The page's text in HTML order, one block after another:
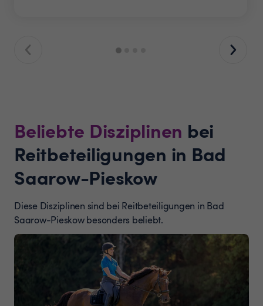
Beliebte Disziplinen bei
Reitbeteiligungen in Bad
Saarow-Pieskow
Diese Disziplinen sind bei Reitbeteiligungen in Bad
Saarow-Pieskow besonders beliebt.